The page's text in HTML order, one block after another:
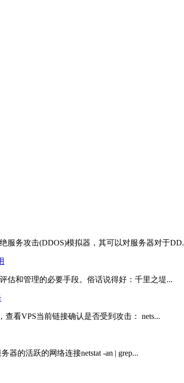
服务攻击(DDOS)模拟器，其可以对服务器对于
估和管理的必要手段。俗话说得好：千里之堤...
看VPS当前链接确认是否受到攻击： nets...
器的活跃的网络连接netstat -an | grep...